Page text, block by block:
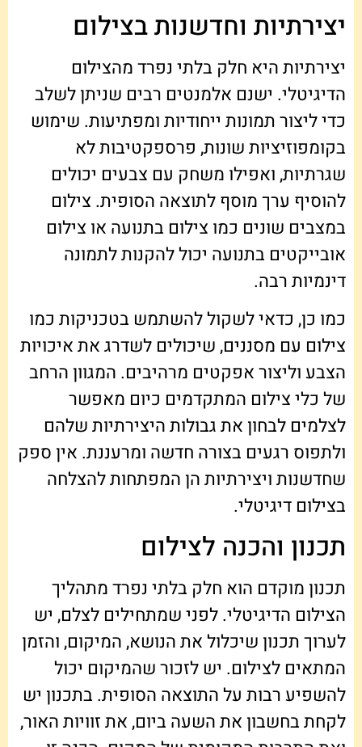
יצירתיות וחדשנות בצילום
יצירתיות היא חלק בלתי נפרד מהצילום
הדיגיטלי. ישנם אלמנטים רבים שניתן לשלב
כדי ליצור תמונות ייחודיות ומפתיעות. שימוש
בקומפוזיציות שונות, פרספקטיבות לא
שגרתיות, ואפילו משחק עם צבעים יכולים
להוסיף ערך מוסף לתוצאה הסופית. צילום
במצבים שונים כמו צילום בתנועה או צילום
אובייקטים בתנועה יכול להקנות לתמונה
דינמיות רבה.
כמו כן, כדאי לשקול להשתמש בטכניקות כמו
צילום עם מסננים, שיכולים לשדרג את איכויות
הצבע וליצור אפקטים מרהיבים. המגוון הרחב
של כלי צילום המתקדמים כיום מאפשר
לצלמים לבחון את גבולות היצירתיות שלהם
ולתפוס רגעים בצורה חדשה ומרעננת. אין ספק
שחדשנות ויצירתיות הן המפתחות להצלחה
בצילום דיגיטלי.
תכנון והכנה לצילום
תכנון מוקדם הוא חלק בלתי נפרד מתהליך
הצילום הדיגיטלי. לפני שמתחילים לצלם, יש
לערוך תכנון שיכלול את הנושא, המיקום, והזמן
המתאים לצילום. יש לזכור שהמיקום יכול
להשפיע רבות על התוצאה הסופית. בתכנון יש
לקחת בחשבון את השעה ביום, את זוויות האור,